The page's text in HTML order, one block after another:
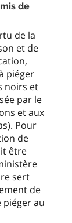
de
de la
et de
piéger
noirs et
par le
et aux
Pour
de
être
sert
de
au